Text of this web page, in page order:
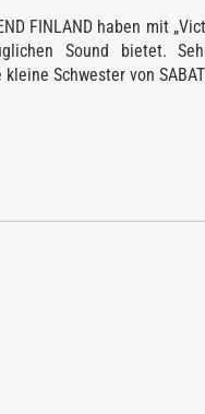
FINLAND haben mit
Sound bietet.
Schwester von